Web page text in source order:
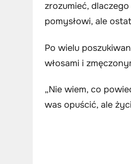
zrozumieć,
pomysłowi, ale
Po wielu
włosami i
„Nie wiem, co
was opuścić, ale